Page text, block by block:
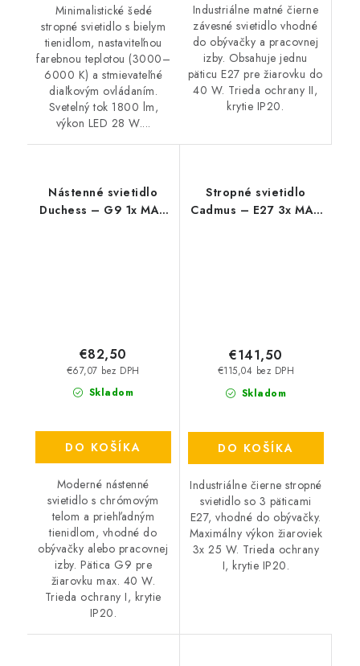
Minimalistické šedé
stropné svietidlo s bielym
tienidlom, nastaviteľnou
farebnou teplotou (3000–
6000 K) a stmievateľné
diaľkovým ovládaním.
Svetelný tok 1800 lm,
výkon LED 28 W....
Industriálne matné čierne
závesné svietidlo vhodné
do obývačky a pracovnej
izby. Obsahuje jednu
päticu E27 pre žiarovku do
40 W. Trieda ochrany II,
krytie IP20.
Nástenné svietidlo
Duchess – G9 1x MAX
Skladom
€67,07 bez DPH
€82,50
DO KOŠÍKA
Moderné nástenné
svietidlo s chrómovým
telom a priehľadným
tienidlom, vhodné do
obývačky alebo pracovnej
izby. Pätica G9 pre
žiarovku max. 40 W.
Trieda ochrany I, krytie
IP20.
Stropné svietidlo
Cadmus – E27 3x MAX
Skladom
€115,04 bez DPH
€141,50
DO KOŠÍKA
Industriálne čierne stropné
svietidlo so 3 päticami
E27, vhodné do obývačky.
Maximálny výkon žiaroviek
3x 25 W. Trieda ochrany
I, krytie IP20.